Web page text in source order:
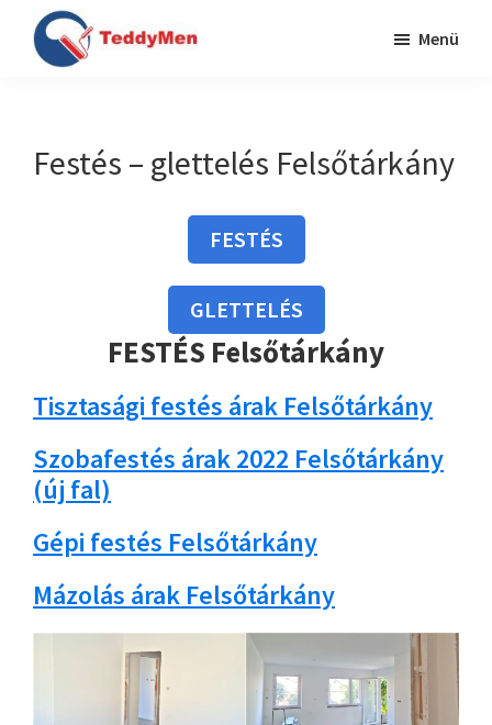
Ugrás
és
Pest
Menü
Festés – glettelés Felsőtárkány
FESTÉS
GLETTELÉS
FESTÉS Felsőtárkány
Tisztasági festés árak Felsőtárkány
Szobafestés árak 2022 Felsőtárkány
(új fal)
Gépi festés Felsőtárkány
Mázolás árak Felsőtárkány